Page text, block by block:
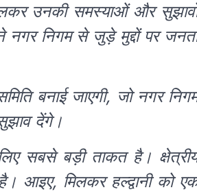
उनकी समस्याओं और
निगम से जुड़े मुद्दों पर
बनाई जाएगी, जो नगर
देंगे।
सबसे बड़ी ताकत है।
आइए, मिलकर हल्द्वानी को